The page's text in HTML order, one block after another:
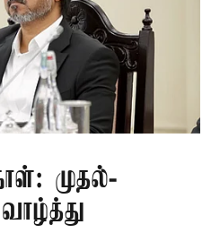
முதல்-